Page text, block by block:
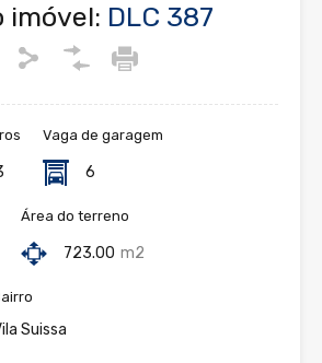
imóvel: DLC 387
Vaga de garagem
6
Área do terreno
723.00 m2
Suissa